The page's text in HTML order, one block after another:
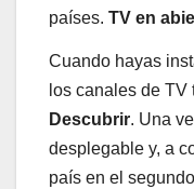
países. TV en
Cuando hayas
los canales de
Descubrir. Una
desplegable y, a
país en el